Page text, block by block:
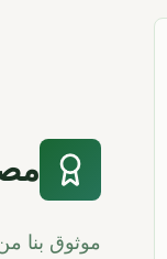
موثوق بنا